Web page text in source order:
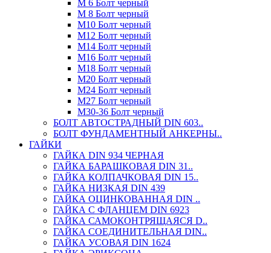
М 6 Болт черный
М 8 Болт черный
М10 Болт черный
М12 Болт черный
М14 Болт черный
М16 Болт черный
М18 Болт черный
М20 Болт черный
М24 Болт черный
М27 Болт черный
М30-36 Болт черный
БОЛТ АВТОСТРАДНЫЙ DIN 603..
БОЛТ ФУНДАМЕНТНЫЙ АНКЕРНЫ..
ГАЙКИ
ГАЙКА DIN 934 ЧЕРНАЯ
ГАЙКА БАРАШКОВАЯ DIN 31..
ГАЙКА КОЛПАЧКОВАЯ DIN 15..
ГАЙКА НИЗКАЯ DIN 439
ГАЙКА ОЦИНКОВАННАЯ DIN ..
ГАЙКА С ФЛАНЦЕМ DIN 6923
ГАЙКА САМОКОНТРЯЩАЯСЯ D..
ГАЙКА СОЕДИНИТЕЛЬНАЯ DIN..
ГАЙКА УСОВАЯ DIN 1624